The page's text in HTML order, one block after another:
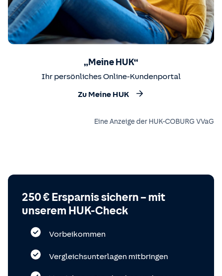
„Meine HUK“
Ihr persönliches Online-Kundenportal
Zu Meine HUK
Eine Anzeige der HUK-COBURG VVaG
250 € Ersparnis sichern – mit
unserem HUK-Check
Vorbeikommen
Vergleichsunterlagen mitbringen